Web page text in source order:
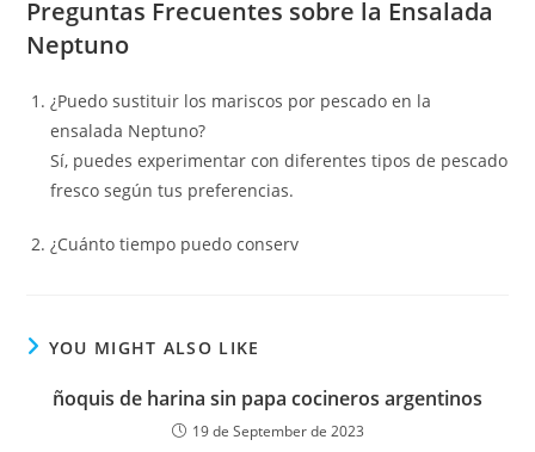
Preguntas Frecuentes sobre la Ensalada
Neptuno
¿Puedo sustituir los mariscos por pescado en la
ensalada Neptuno?
Sí, puedes experimentar con diferentes tipos de pescado
fresco según tus preferencias.
¿Cuánto tiempo puedo conserv
YOU MIGHT ALSO LIKE
ñoquis de harina sin papa cocineros argentinos
19 de September de 2023